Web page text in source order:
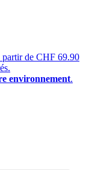
partir de CHF 69.90
environnement.